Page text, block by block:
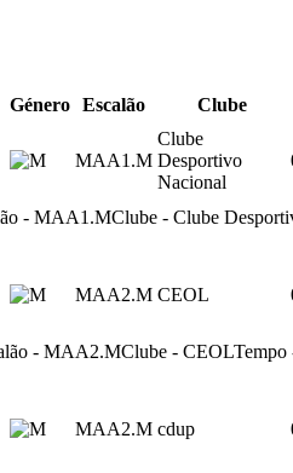
Género Escalão Clube
MAA1.M
Clube
Desportivo
Nacional
- MAA1.MClube - Clube
MAA2.M CEOL
- MAA2.MClube - CEOLTempo
MAA2.M cdup